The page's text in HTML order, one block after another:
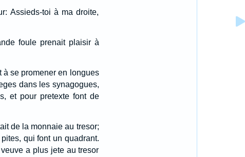
Assieds-toi à ma droite,
foule prenait plaisir à
à se promener en longues
dans les synagogues,
et pour pretexte font de
de la monnaie au tresor;
qui font un quadrant.
a plus jete au tresor